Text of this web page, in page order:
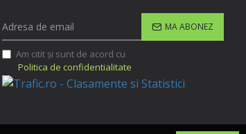
MA ABONEZ
Am citit şi sunt de acord cu
Politica de confidentialitate